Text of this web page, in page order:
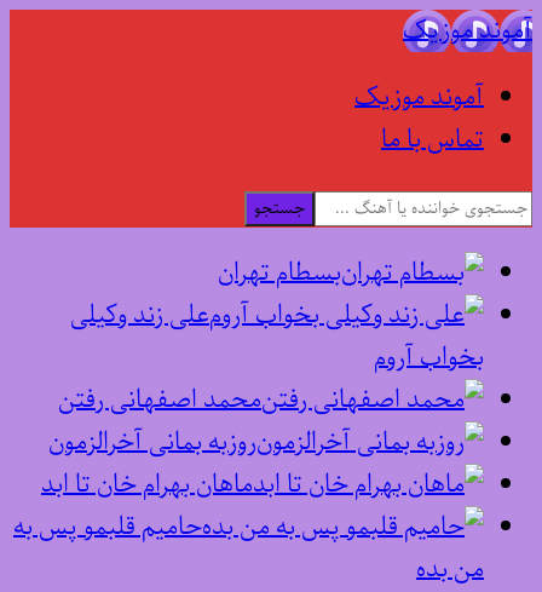
آموند موزیک
آموند موزیک
تماس با ما
جستجو
بسطام تهران
علی زند وکیلی
بخواب آروم
محمد اصفهانی رفتن
روزبه بمانی آخرالزمون
ماهان بهرام خان تا ابد
حامیم قلبمو پس به
من بده